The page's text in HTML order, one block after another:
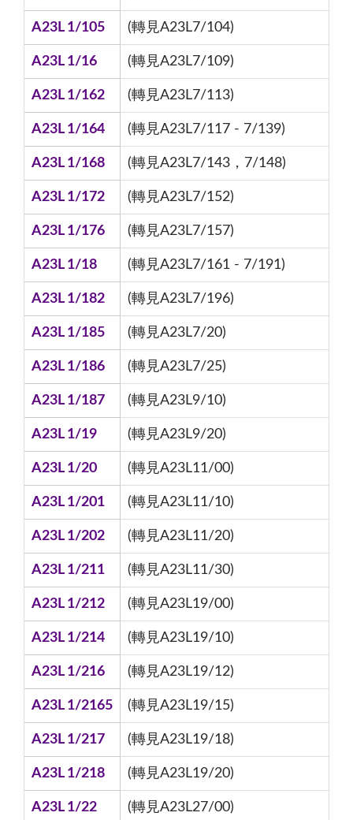
A23L 1/105 (轉見A23L7/104)
A23L 1/16 (轉見A23L7/109)
A23L 1/162 (轉見A23L7/113)
A23L 1/164 (轉見A23L7/117 - 7/139)
A23L 1/168 (轉見A23L7/143，7/148)
A23L 1/172 (轉見A23L7/152)
A23L 1/176 (轉見A23L7/157)
A23L 1/18 (轉見A23L7/161 - 7/191)
A23L 1/182 (轉見A23L7/196)
A23L 1/185 (轉見A23L7/20)
A23L 1/186 (轉見A23L7/25)
A23L 1/187 (轉見A23L9/10)
A23L 1/19 (轉見A23L9/20)
A23L 1/20 (轉見A23L11/00)
A23L 1/201 (轉見A23L11/10)
A23L 1/202 (轉見A23L11/20)
A23L 1/211 (轉見A23L11/30)
A23L 1/212 (轉見A23L19/00)
A23L 1/214 (轉見A23L19/10)
A23L 1/216 (轉見A23L19/12)
A23L 1/2165 (轉見A23L19/15)
A23L 1/217 (轉見A23L19/18)
A23L 1/218 (轉見A23L19/20)
A23L 1/22 (轉見A23L27/00)